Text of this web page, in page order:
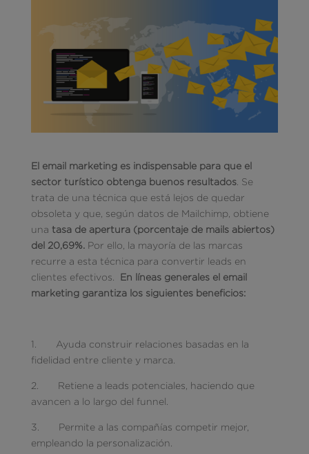
El email marketing es indispensable para que el
sector turístico obtenga buenos resultados. Se
trata de una técnica que está lejos de quedar
obsoleta y que, según datos de Mailchimp, obtiene
una tasa de apertura (porcentaje de mails abiertos)
del 20,69%. Por ello, la mayoría de las marcas
recurre a esta técnica para convertir leads en
clientes efectivos. En líneas generales el email
marketing garantiza los siguientes beneficios:
1. Ayuda construir relaciones basadas en la
fidelidad entre cliente y marca.
2. Retiene a leads potenciales, haciendo que
avancen a lo largo del funnel.
3. Permite a las compañías competir mejor,
empleando la personalización.